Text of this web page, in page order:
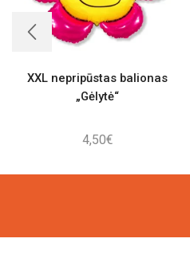
XXL nepripūstas balionas
„Gėlytė“
4,50€